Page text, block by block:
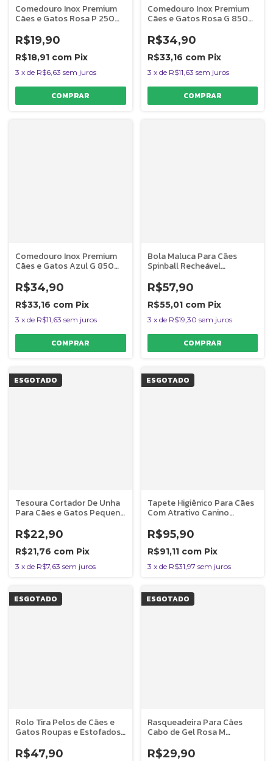
Comedouro Inox Premium
Cães e Gatos Rosa P 250ml
R$19,90
R$18,91 com Pix
3 x de R$6,63 sem juros
Comedouro Inox Premium
Cães e Gatos Rosa G 850ml
R$34,90
R$33,16 com Pix
3 x de R$11,63 sem juros
Comedouro Inox Premium
Cães e Gatos Azul G 850ml
R$34,90
R$33,16 com Pix
3 x de R$11,63 sem juros
Bola Maluca Para Cães
Spinball Recheável
R$57,90
R$55,01 com Pix
3 x de R$19,30 sem juros
ESGOTADO
Tesoura Cortador De Unha
Para Cães e Gatos Pequeno
R$22,90
R$21,76 com Pix
3 x de R$7,63 sem juros
ESGOTADO
Tapete Higiênico Para Cães
Com Atrativo Canino
R$95,90
R$91,11 com Pix
3 x de R$31,97 sem juros
ESGOTADO
Rolo Tira Pelos de Cães e
Gatos Roupas e Estofados
R$47,90
ESGOTADO
Rasqueadeira Para Cães
Cabo de Gel Rosa M
R$29,90